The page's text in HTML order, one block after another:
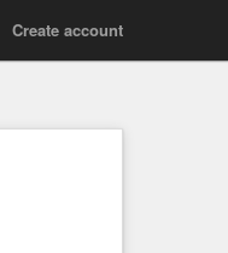
Create account